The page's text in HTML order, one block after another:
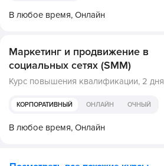
В любое время, Онлайн
Маркетинг и продвижение в
социальных сетях (SMM)
Курс повышения квалификации, 2 дня
КОРПОРАТИВНЫЙ ОНЛАЙН ОЧНЫЙ
В любое время, Онлайн